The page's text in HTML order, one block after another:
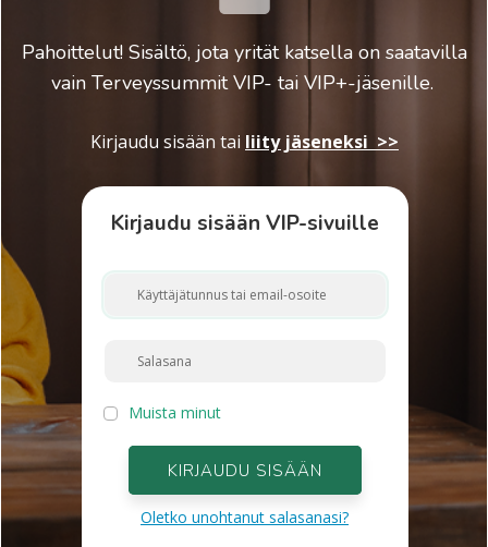
Pahoittelut! Sisältö, jota yrität katsella on saatavilla
vain Terveyssummit VIP- tai VIP+-jäsenille.
Kirjaudu sisään tai liity jäseneksi >>
Kirjaudu sisään VIP-sivuille
Muista minut
KIRJAUDU SISÄÄN
Oletko unohtanut salasanasi?